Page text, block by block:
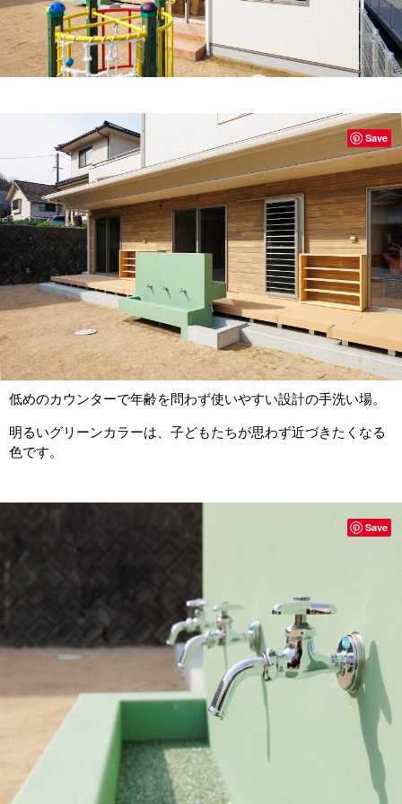
低めのカウンターで年齢を問わず使いやすい設計の手洗い場。
明るいグリーンカラーは、子どもたちが思わず近づきたくなる
色です。
Save
Save